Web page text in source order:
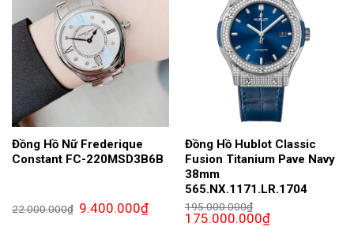
Đồng Hồ Nữ Frederique
Constant FC-220MSD3B6B
22.000.000₫ Giá
gốc
9.400.000₫Giá
hiện
Đồng Hồ Hublot Classic
Fusion Titanium Pave Navy
38mm
565.NX.1171.LR.1704
195.000.000₫
Giá
gốc
175.000.000₫Giá
hiện